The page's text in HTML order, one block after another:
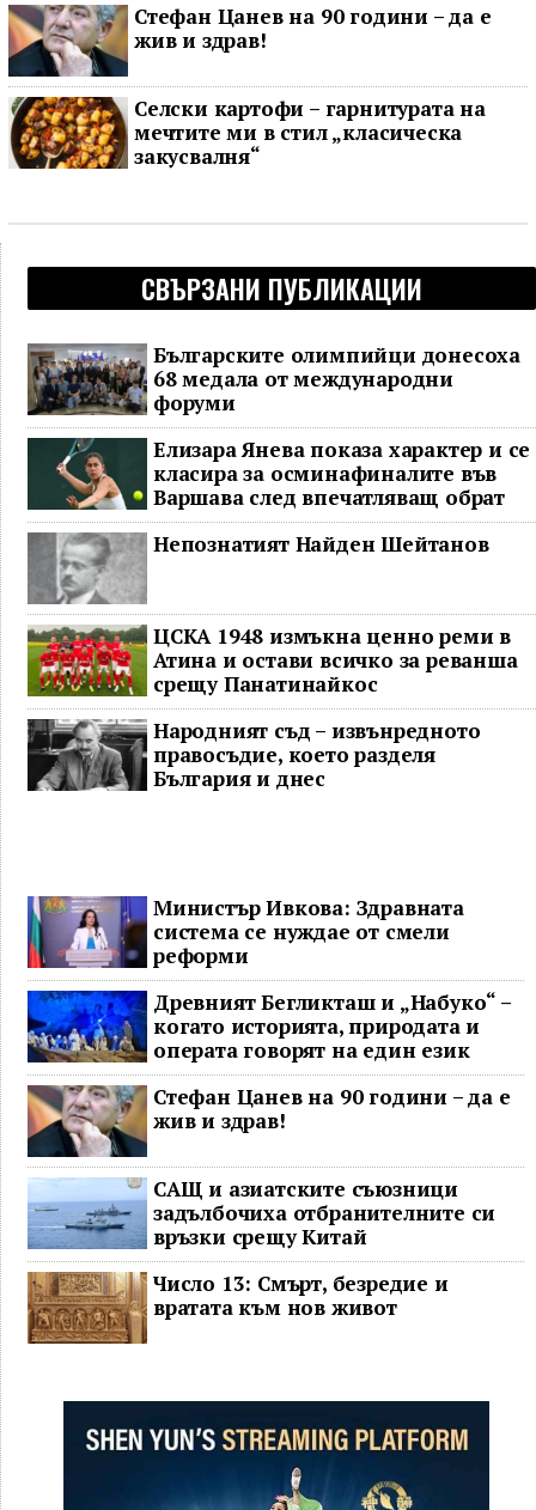
Стефан Цанев на 90 години – да е
жив и здрав!
Селски картофи – гарнитурата на
мечтите ми в стил „класическа
закусвалня“
СВЪРЗАНИ ПУБЛИКАЦИИ
Българските олимпийци донесоха
68 медала от международни
форуми
Елизара Янева показа характер и се
класира за осминафиналите във
Варшава след впечатляващ обрат
Непознатият Найден Шейтанов
ЦСКА 1948 измъкна ценно реми в
Атина и остави всичко за реванша
срещу Панатинайкос
Народният съд – извънредното
правосъдие, което разделя
България и днес
Министър Ивкова: Здравната
система се нуждае от смели
реформи
Древният Бегликташ и „Набуко“ –
когато историята, природата и
операта говорят на един език
Стефан Цанев на 90 години – да е
жив и здрав!
САЩ и азиатските съюзници
задълбочиха отбранителните си
връзки срещу Китай
Число 13: Смърт, безредие и
вратата към нов живот